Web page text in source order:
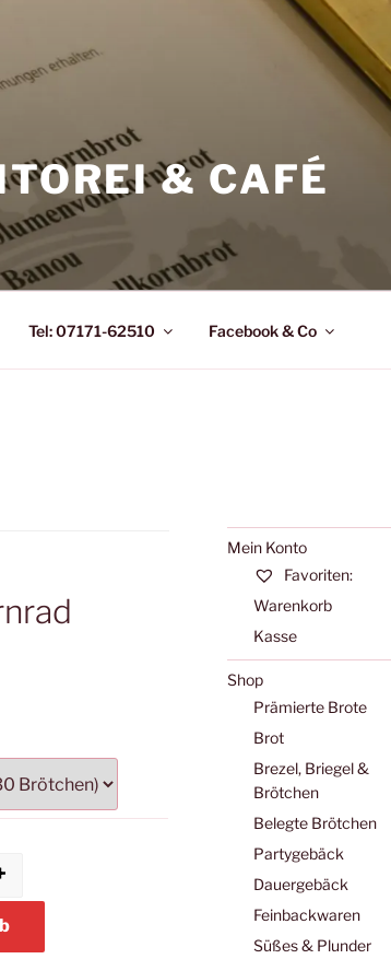
& CAFÉ
Tel: 07171-62510 Facebook & Co
Menge
Mein Konto
Favoriten:
Warenkorb
Kasse
Shop
Prämierte Brote
Brot
Brezel, Briegel &
Brötchen
Belegte Brötchen
Partygebäck
Dauergebäck
Feinbackwaren
Süßes & Plunder